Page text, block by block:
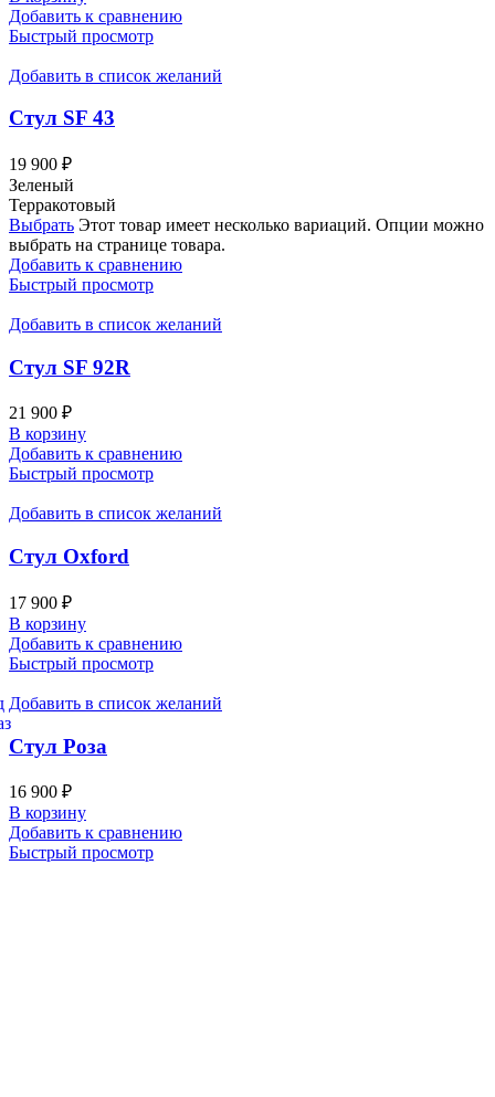
Добавить к сравнению
Быстрый просмотр
Добавить в список желаний
Стул SF 43
19 900 ₽
Зеленый
Терракотовый
Выбрать Этот товар имеет несколько вариаций. Опции можно
выбрать на странице товара.
Добавить к сравнению
Быстрый просмотр
Добавить в список желаний
Стул SF 92R
21 900 ₽
В корзину
Добавить к сравнению
Быстрый просмотр
Добавить в список желаний
Стул Oxford
17 900 ₽
В корзину
Добавить к сравнению
Быстрый просмотр
Добавить в список желаний
Стул Роза
16 900 ₽
В корзину
Добавить к сравнению
Быстрый просмотр